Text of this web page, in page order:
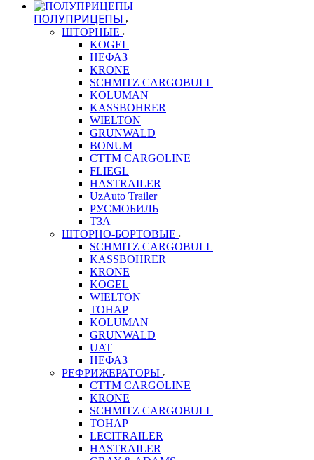
ПОЛУПРИЦЕПЫ
ШТОРНЫЕ
KOGEL
НЕФАЗ
KRONE
SCHMITZ CARGOBULL
KOLUMAN
KASSBOHRER
WIELTON
GRUNWALD
BONUM
CTTM CARGOLINE
FLIEGL
HASTRAILER
UzAuto Trailer
РУСМОБИЛЬ
ТЗА
ШТОРНО-БОРТОВЫЕ
SCHMITZ CARGOBULL
KASSBOHRER
KRONE
KOGEL
WIELTON
ТОНАР
KOLUMAN
GRUNWALD
UAT
НЕФАЗ
РЕФРИЖЕРАТОРЫ
CTTM CARGOLINE
KRONE
SCHMITZ CARGOBULL
ТОНАР
LECITRAILER
HASTRAILER